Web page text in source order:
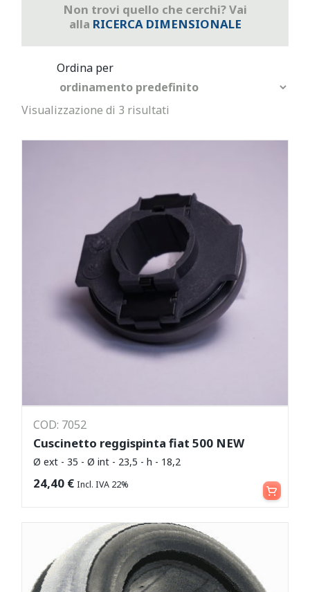
Non trovi quello che cerchi? Vai
alla RICERCA DIMENSIONALE
Visualizzazione di 3 risultati
COD: 7052
Cuscinetto reggispinta fiat 500 NEW
Ø ext - 35 - Ø int - 23,5 - h - 18,2
24,40 € Incl. IVA 22% Aggiungi al carrello